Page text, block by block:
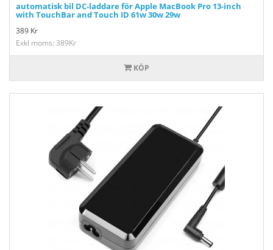
automatisk bil DC-laddare för Apple MacBook Pro 13-inch
with TouchBar and Touch ID 61w 30w 29w
389 Kr
Exkl moms: 389Kr
KÖP